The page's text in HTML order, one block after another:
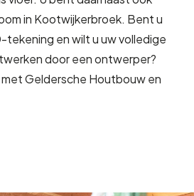
in Kootwijkerbroek. Bent u
tekening en wilt u uw volledige
door een ontwerper?
Geldersche Houtbouw en